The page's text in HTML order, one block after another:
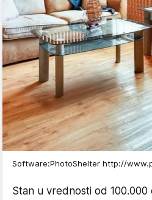
Software:PhotoShelter http://
Stan u vrednosti od 100.000